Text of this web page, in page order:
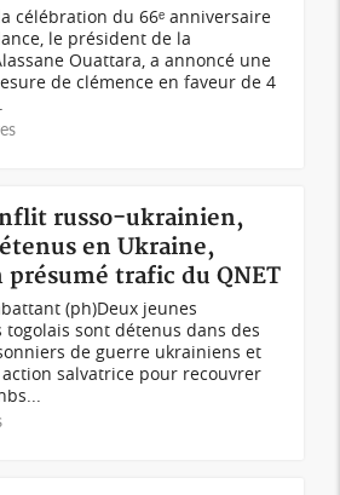
célébration du 66ᵉ anniversaire
le président de la
Ouattara, a annoncé une
de clémence en faveur de 4
russo-ukrainien,
en Ukraine,
trafic du QNET
(ph)Deux jeunes
togolais sont détenus dans des
de guerre ukrainiens et
salvatrice pour recouvrer